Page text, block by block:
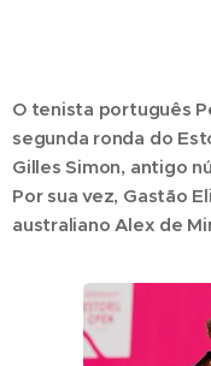
O tenista português
segunda ronda do
Gilles Simon, antigo
Por sua vez, Gastão
australiano Alex de